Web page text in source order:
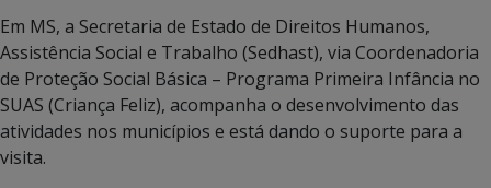
Em MS, a Secretaria de Estado de Direitos Humanos,
Assistência Social e Trabalho (Sedhast), via Coordenadoria
de Proteção Social Básica – Programa Primeira Infância no
SUAS (Criança Feliz), acompanha o desenvolvimento das
atividades nos municípios e está dando o suporte para a
visita.